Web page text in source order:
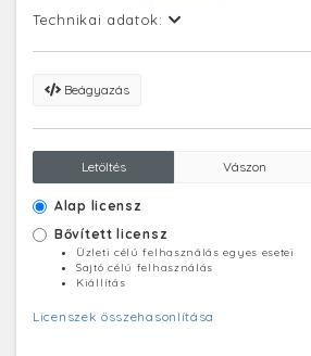
Technikai adatok:
Beágyazás
Letöltés Vászon
Alap licensz
Bővített licensz
Üzleti célú felhasználás egyes esetei
Sajtó célú felhasználás
Kiállítás
Licenszek összehasonlítása